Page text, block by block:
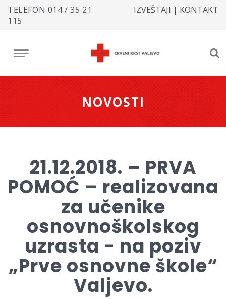
TELEFON 014 / 35 21
115
IZVEŠTAJI | KONTAKT
NOVOSTI
21.12.2018. – PRVA
POMOĆ – realizovana
za učenike
osnovnoškolskog
uzrasta - na poziv
„Prve osnovne škole“
Valjevo.